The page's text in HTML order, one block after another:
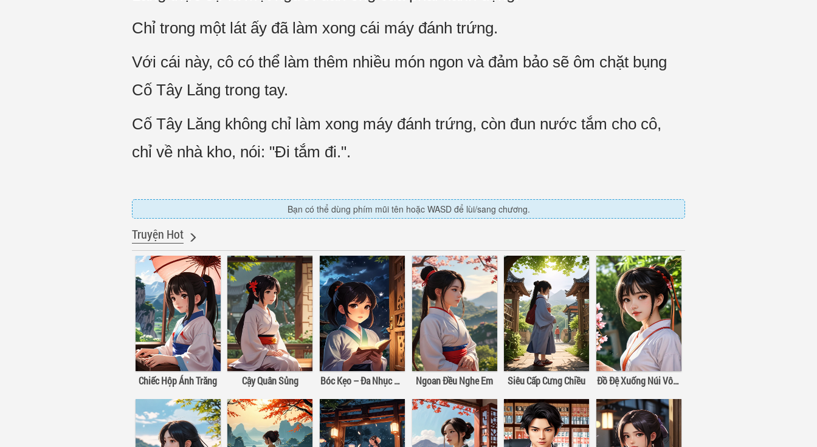
Chỉ trong một lát ấy đã làm xong cái máy đánh trứng.
Với cái này, cô có thể làm thêm nhiều món ngon và đảm bảo sẽ ôm chặt bụng
Cố Tây Lăng trong tay.
Cố Tây Lăng không chỉ làm xong máy đánh trứng, còn đun nước tắm cho cô,
chỉ về nhà kho, nói: "Đi tắm đi.".
Bạn có thể dùng phím mũi tên hoặc WASD để lùi/sang chương.
Truyện Hot
Chiếc Hộp Ánh Trăng Cậy Quân Sủng Bóc Kẹo – Đa Nhục Bồ Đào Hảo Hảo Hát Ngoan Đều Nghe Em Siêu Cấp Cưng Chiều Đồ Đệ Xuống Núi Vô Địch Thiên Hạ